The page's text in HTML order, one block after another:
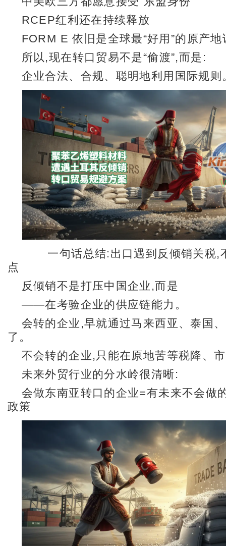
RCEP红利还在持续释放
FORM E 依旧是全球最“好用”的原产地
所以,现在转口贸易不是“偷渡”,而是:
企业合法、合规、聪明地利用国际规则
一句话总结:出口遇到反倾销关税,
点
反倾销不是打压中国企业,而是
——在考验企业的供应链能力。
会转的企业,早就通过马来西亚、泰国
了。
不会转的企业,只能在原地苦等税降、
未来外贸行业的分水岭很清晰:
会做东南亚转口的企业=有未来不会做
政策